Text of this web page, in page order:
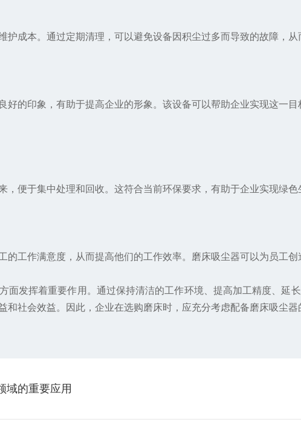
成本。通过定期清理，可以避免设备因积尘过多而导致的故障，从
印象，有助于提高企业的形象。该设备可以帮助企业实现这一目
便于集中处理和回收。这符合当前环保要求，有助于企业实现绿色
作满意度，从而提高他们的工作效率。磨床吸尘器可以为员工创
面发挥着重要作用。通过保持清洁的工作环境、提高加工精度、
和社会效益。因此，企业在选购磨床时，应充分考虑配备磨床吸尘器
域的重要应用